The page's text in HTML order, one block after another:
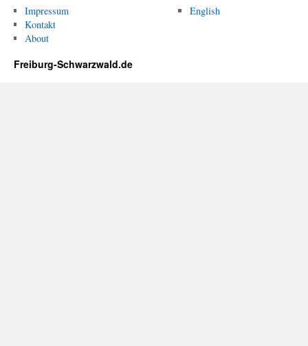
Impressum
Kontakt
About
English
Freiburg-Schwarzwald.de